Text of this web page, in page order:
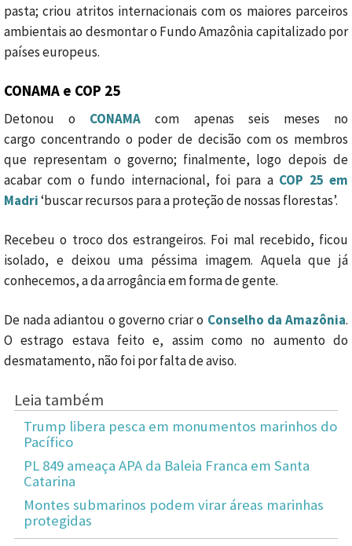
pasta; criou atritos internacionais com os maiores parceiros
ambientais ao desmontar o Fundo Amazônia capitalizado por
países europeus.
CONAMA e COP 25
Detonou o CONAMA com apenas seis meses no
cargo concentrando o poder de decisão com os membros
que representam o governo; finalmente, logo depois de
acabar com o fundo internacional, foi para a COP 25 em
Madri‘buscar recursos para a proteção de nossas florestas’.
Recebeu o troco dos estrangeiros. Foi mal recebido, ficou
isolado, e deixou uma péssima imagem. Aquela que já
conhecemos, a da arrogância em forma de gente.
De nada adiantou o governo criar o Conselho da Amazônia.
O estrago estava feito e, assim como no aumento do
desmatamento, não foi por falta de aviso.
Leia também
Trump libera pesca em monumentos marinhos do
Pacífico
PL 849 ameaça APA da Baleia Franca em Santa
Catarina
Montes submarinos podem virar áreas marinhas
protegidas